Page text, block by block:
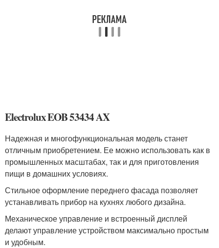
Electrolux EOB 53434 AX
Надежная и многофункциональная модель станет
отличным приобретением. Ее можно использовать как в
промышленных масштабах, так и для приготовления
пищи в домашних условиях.
Стильное оформление переднего фасада позволяет
устанавливать прибор на кухнях любого дизайна.
Механическое управление и встроенный дисплей
делают управление устройством максимально простым
и удобным.